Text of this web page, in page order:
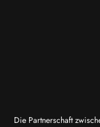
Die Partnerschaft